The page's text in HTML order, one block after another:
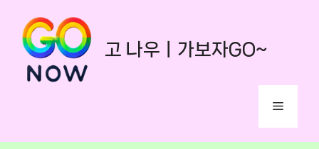
content
고 나우ㅣ가보자GO~
Menu